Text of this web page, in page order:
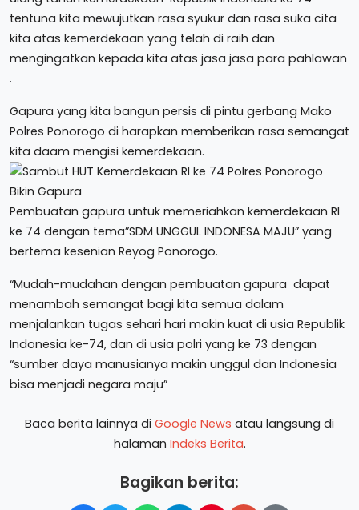
tentuna kita mewujutkan rasa syukur dan rasa suka cita
kita atas kemerdekaan yang telah di raih dan
mengingatkan kepada kita atas jasa jasa para pahlawan
.
Gapura yang kita bangun persis di pintu gerbang Mako
Polres Ponorogo di harapkan memberikan rasa semangat
kita daam mengisi kemerdekaan.
Pembuatan gapura untuk memeriahkan kemerdekaan RI
ke 74 dengan tema”SDM UNGGUL INDONESA MAJU” yang
bertema kesenian Reyog Ponorogo.
“Mudah-mudahan dengan pembuatan gapura dapat
menambah semangat bagi kita semua dalam
menjalankan tugas sehari hari makin kuat di usia Republik
Indonesia ke-74, dan di usia polri yang ke 73 dengan
“sumber daya manusianya makin unggul dan Indonesia
bisa menjadi negara maju”
Baca berita lainnya di Google News atau langsung di
halaman Indeks Berita.
Bagikan berita: